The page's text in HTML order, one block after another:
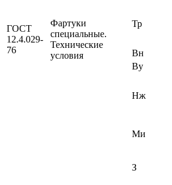
ГОСТ
12.4.029-
76
Фартуки
специальные.
Технические
условия
Тр
Вн
Ву
Нж
Ми
З